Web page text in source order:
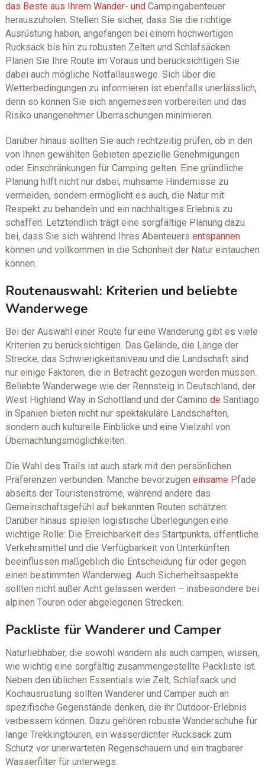
das Beste aus Ihrem Wander- undCampingabenteuer
herauszuholen. Stellen Sie sicher, dass Sie die richtige
Ausrüstung haben, angefangen bei einem hochwertigen
Rucksack bis hin zu robusten Zelten und Schlafsäcken.
Planen Sie Ihre Route im Voraus und berücksichtigen Sie
dabei auch mögliche Notfallauswege. Sich über die
Wetterbedingungen zu informieren ist ebenfalls unerlässlich,
denn so können Sie sich angemessen vorbereiten und das
Risiko unangenehmer Überraschungen minimieren.
Darüber hinaus sollten Sie auch rechtzeitig prüfen, ob in den
von Ihnen gewählten Gebieten spezielle Genehmigungen
oder Einschränkungen für Camping gelten. Eine gründliche
Planung hilft nicht nur dabei, mühsame Hindernisse zu
vermeiden, sondern ermöglicht es auch, die Natur mit
Respekt zu behandeln und ein nachhaltiges Erlebnis zu
schaffen. Letztendlich trägt eine sorgfältige Planung dazu
bei, dass Sie sich während Ihres Abenteuers entspannen
können und vollkommen in die Schönheit der Natur eintauchen
können.
Routenauswahl: Kriterien und beliebte
Wanderwege
Bei der Auswahl einer Route für eine Wanderung gibt es viele
Kriterien zu berücksichtigen. Das Gelände, die Länge der
Strecke, das Schwierigkeitsniveau und die Landschaft sind
nur einige Faktoren, die in Betracht gezogen werden müssen.
Beliebte Wanderwege wie der Rennsteig in Deutschland, der
West Highland Way in Schottland und der Camino de Santiago
in Spanien bieten nicht nur spektakuläre Landschaften,
sondern auch kulturelle Einblicke und eine Vielzahl von
Übernachtungsmöglichkeiten.
Die Wahl des Trails ist auch stark mit den persönlichen
Präferenzen verbunden. Manche bevorzugen einsame Pfade
abseits der Touristenströme, während andere das
Gemeinschaftsgefühl auf bekannten Routen schätzen.
Darüber hinaus spielen logistische Überlegungen eine
wichtige Rolle: Die Erreichbarkeit des Startpunkts, öffentliche
Verkehrsmittel und die Verfügbarkeit von Unterkünften
beeinflussen maßgeblich die Entscheidung für oder gegen
einen bestimmten Wanderweg. Auch Sicherheitsaspekte
sollten nicht außer Acht gelassen werden – insbesondere bei
alpinen Touren oder abgelegenen Strecken.
Packliste für Wanderer und Camper
Naturliebhaber, die sowohl wandern als auch campen, wissen,
wie wichtig eine sorgfältig zusammengestellte Packliste ist.
Neben den üblichen Essentials wie Zelt, Schlafsack und
Kochausrüstung sollten Wanderer und Camper auch an
spezifische Gegenstände denken, die ihr Outdoor-Erlebnis
verbessern können. Dazu gehören robuste Wanderschuhe für
lange Trekkingtouren, ein wasserdichter Rucksack zum
Schutz vor unerwarteten Regenschauern und ein tragbarer
Wasserfilter für unterwegs.